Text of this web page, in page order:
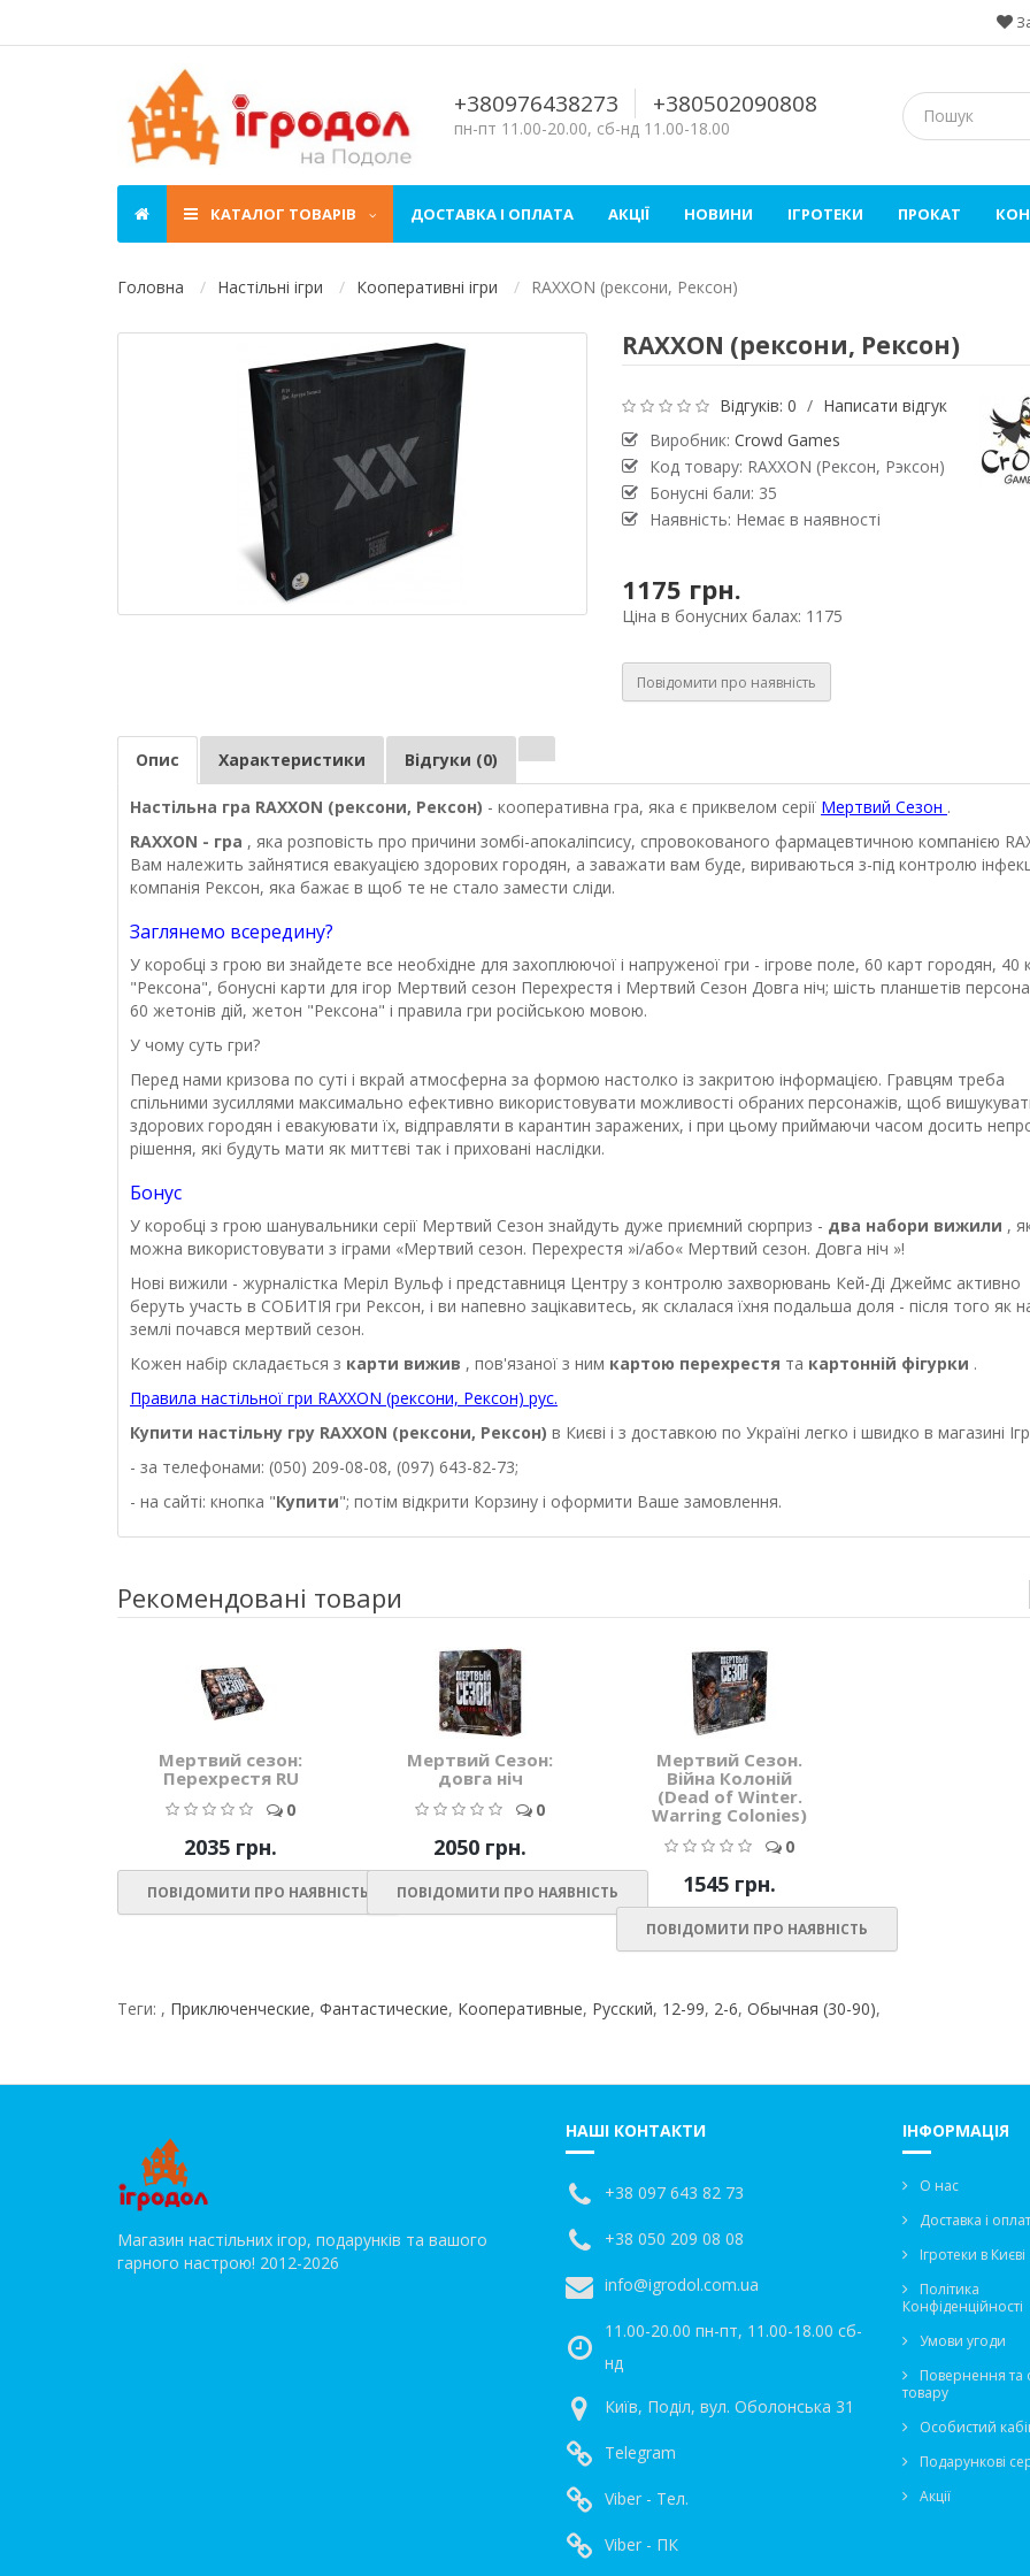
+380976438273 +380502090808
пн-пт 11.00-20.00, сб-нд 11.00-18.00
КАТАЛОГ ТОВАРІВ ДОСТАВКА І ОПЛАТА АКЦІЇ НОВИНИ ІГРОТЕКИ ПРОКАТ
Головна Настільні ігри Кооперативні ігри RАXXON (рексони, Рексон)
RАXXON (рексони, Рексон)
Відгуків: 0 / Написати відгук
Виробник: Crowd Games
Код товару: RАXXON (Рексон, Рэксон)
Бонусні бали: 35
Наявність: Немає в наявності
1175 грн.
Ціна в бонусних балах: 1175
Повідомити про наявність
Опис Характеристики Відгуки (0)
Настільна гра RАXXON (рексони, Рексон) - кооперативна гра, яка є приквелом серії Мертвий Сезон .
RАXXON - гра , яка розповість про причини зомбі-апокаліпсису, спровокованого фармацевтичною компанією
Вам належить зайнятися евакуацією здорових городян, а заважати вам буде, вириваються з-під контролю
компанія Рексон, яка бажає в щоб те не стало замести сліди.
Заглянемо всередину?
У коробці з грою ви знайдете все необхідне для захоплюючої і напруженої гри - ігрове поле, 60 карт городян, 40
"Рексона", бонусні карти для ігор Мертвий сезон Перехрестя і Мертвий Сезон Довга ніч; шість планшетів
60 жетонів дій, жетон "Рексона" і правила гри російською мовою.
У чому суть гри?
Перед нами кризова по суті і вкрай атмосферна за формою настолко із закритою інформацією. Гравцям треба
спільними зусиллями максимально ефективно використовувати можливості обраних персонажів, щоб
здорових городян і евакуювати їх, відправляти в карантин заражених, і при цьому приймаючи часом досить
рішення, які будуть мати як миттєві так і приховані наслідки.
Бонус
У коробці з грою шанувальники серії Мертвий Сезон знайдуть дуже приємний сюрприз - два набори вижили ,
можна використовувати з іграми «Мертвий сезон. Перехрестя »і/або« Мертвий сезон. Довга ніч »!
Нові вижили - журналістка Меріл Вульф і представниця Центру з контролю захворювань Кей-Ді Джеймс активно
беруть участь в СОБИТІЯ гри Рексон, і ви напевно зацікавитесь, як склалася їхня подальша доля - після того як
землі почався мертвий сезон.
Кожен набір складається з карти вижив , пов'язаної з ним картою перехрестя та картонній фігурки .
Правила настільної гри RАXXON (рексони, Рексон) рус.
Купити настільну гру RАXXON (рексони, Рексон) в Києві і з доставкою по Україні легко і швидко в магазині
- за телефонами: (050) 209-08-08, (097) 643-82-73;
- на сайті: кнопка "Купити"; потім відкрити Корзину і оформити Ваше замовлення.
Рекомендовані товари
Мертвий сезон:
Перехрестя RU
0
2035 грн.
ПОВІДОМИТИ ПРО НАЯВНІСТЬ
Мертвий Сезон:
довга ніч
0
2050 грн.
ПОВІДОМИТИ ПРО НАЯВНІСТЬ
Мертвий Сезон.
Війна Колоній
(Dead of Winter.
Warring Colonies)
0
1545 грн.
ПОВІДОМИТИ ПРО НАЯВНІСТЬ
Теги: , Приключенческие, Фантастические, Кооперативные, Русский, 12-99, 2-6, Обычная (30-90),
Магазин настільних ігор, подарунків та вашого
гарного настрою! 2012-2026
НАШІ КОНТАКТИ
+38 097 643 82 73
+38 050 209 08 08
info@igrodol.com.ua
11.00-20.00 пн-пт, 11.00-18.00 сб-
нд
Київ, Поділ, вул. Оболонська 31
Telegram
Viber - Тел.
Viber - ПК
ІНФОРМАЦІЯ
О нас
Доставка і
Ігротеки в Києві
Політика
Конфіденційності
Умови угоди
Повернення та
товару
Особистий
Подарункові
Акції